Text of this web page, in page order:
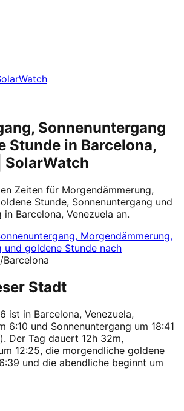
Sonnenuntergang
Stunde in Barcelona,
SolarWatch
Zeiten für Morgendämmerung,
Stunde, Sonnenuntergang und
Barcelona, Venezuela an.
Morgendämmerung,
und goldene Stunde nach
/Barcelona
Stadt
ist in Barcelona, Venezuela,
6:10 und Sonnenuntergang um 18:41
Der Tag dauert 12h 32m,
12:25, die morgendliche goldene
und die abendliche beginnt um